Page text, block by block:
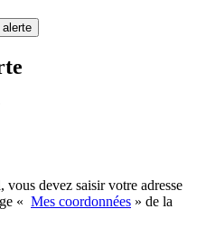
alerte
devez saisir votre adresse
« Mes coordonnées » de la